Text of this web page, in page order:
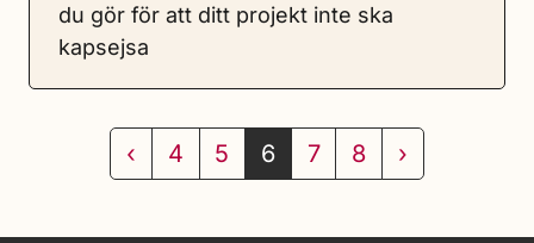
du gör för att ditt projekt inte ska
kapsejsa
‹ 4 5 6 7 8 ›